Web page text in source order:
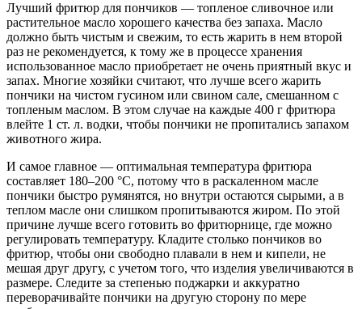
Лучший фритюр для пончиков — топленое сливочное или
растительное масло хорошего качества без запаха. Масло
должно быть чистым и свежим, то есть жарить в нем второй
раз не рекомендуется, к тому же в процессе хранения
использованное масло приобретает не очень приятный вкус и
запах. Многие хозяйки считают, что лучше всего жарить
пончики на чистом гусином или свином сале, смешанном с
топленым маслом. В этом случае на каждые 400 г фритюра
влейте 1 ст. л. водки, чтобы пончики не пропитались запахом
животного жира.
И самое главное — оптимальная температура фритюра
составляет 180–200 °С, потому что в раскаленном масле
пончики быстро румянятся, но внутри остаются сырыми, а в
теплом масле они слишком пропитываются жиром. По этой
причине лучше всего готовить во фритюрнице, где можно
регулировать температуру. Кладите столько пончиков во
фритюр, чтобы они свободно плавали в нем и кипели, не
мешая друг другу, с учетом того, что изделия увеличиваются в
размере. Следите за степенью поджарки и аккуратно
переворачивайте пончики на другую сторону по мере